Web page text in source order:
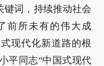
键词，持续推动社会
前所未有的伟大成
现代化新道路的根
平同志“中国式现代